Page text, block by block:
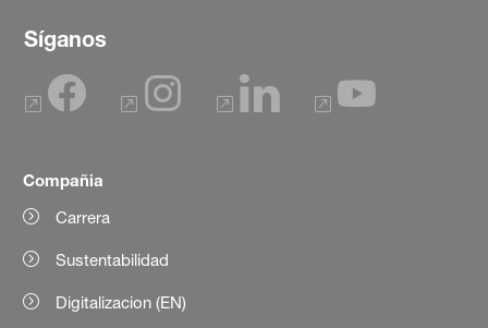
Síganos
Compañia
Carrera
Sustentabilidad
Digitalizacion (EN)